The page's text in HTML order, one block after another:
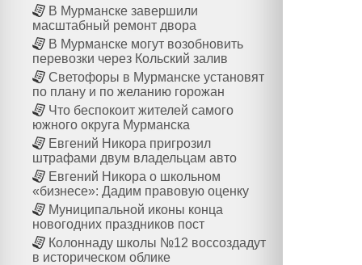
В Мурманске завершили
масштабный ремонт двора
В Мурманске могут возобновить
перевозки через Кольский залив
Светофоры в Мурманске установят
по плану и по желанию горожан
Что беспокоит жителей самого
южного округа Мурманска
Евгений Никора пригрозил
штрафами двум владельцам авто
Евгений Никора о школьном
«бизнесе»: Дадим правовую оценку
Муниципальной иконы конца
новогодних праздников пост
Колоннаду школы №12 воссоздадут
в историческом облике